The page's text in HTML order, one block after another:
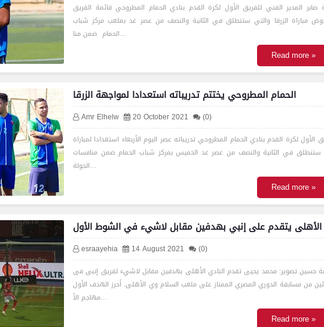
المدير الفني للفريق الأول لكرة القدم بنادي الحمام المطروحي قائمة الفريق
مباراة الزرقا والتي ستنطلق في الثانية والنصف من عصر غد بملعب مركز شباب
الحمام ضمن منا…
Read more »
الحمام المطروحي يختتم تدريباته استعدادا لمواجهة الزرقا
Amr Elhelw 20 October 2021 (0)
الأول لكرة القدم بنادي الحمام المطروحي تدريباته عصر اليوم الأربعاء استعدادا لمباراة
ستنطلق في الثانية والنصف من عصر غد الخميس بمركز شباب الحمام ضمن منافسات
الجولة…
Read more »
الأهلى يتقدم على إنبي بهدفين مقابل لاشيء في الشوط الأول
esraayehia 14 August 2021 (0)
حسين تصوير: محمد يحيى تقدم النادي الأهلى بهدفين مقابل لاشيء لفريق إنبى فى
من مسابقة الدوري المصري الممتاز على ملعب السلام وي الأهلى. أحرز الهدف الأول
مهاجم الأ…
Read more »